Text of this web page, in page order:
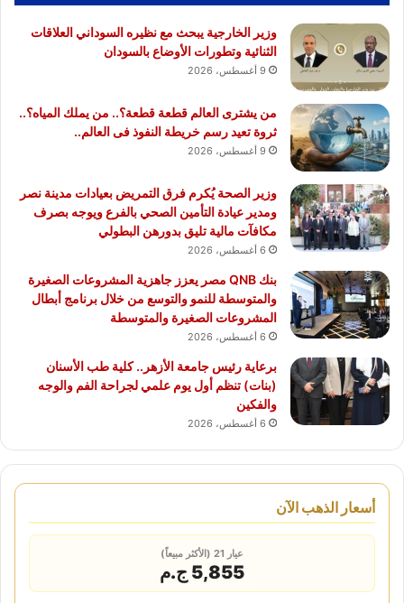
وزير الخارجية يبحث مع نظيره السوداني العلاقات
الثنائية وتطورات الأوضاع بالسودان
9 أغسطس، 2026
من يشترى العالم قطعة قطعة؟.. من يملك المياه؟..
ثروة تعيد رسم خريطة النفوذ فى العالم..
9 أغسطس، 2026
وزير الصحة يُكرم فرق التمريض بعيادات مدينة نصر
ومدير عيادة التأمين الصحي بالفرع ويوجه بصرف
مكافآت مالية تليق بدورهن البطولي
6 أغسطس، 2026
بنك QNB مصر يعزز جاهزية المشروعات الصغيرة
والمتوسطة للنمو والتوسع من خلال برنامج أبطال
المشروعات الصغيرة والمتوسطة
6 أغسطس، 2026
برعاية رئيس جامعة الأزهر.. كلية طب الأسنان
(بنات) تنظم أول يوم علمي لجراحة الفم والوجه
والفكين
6 أغسطس، 2026
أسعار الذهب الآن
عيار 21 (الأكثر مبيعاً)
5,855 ج.م